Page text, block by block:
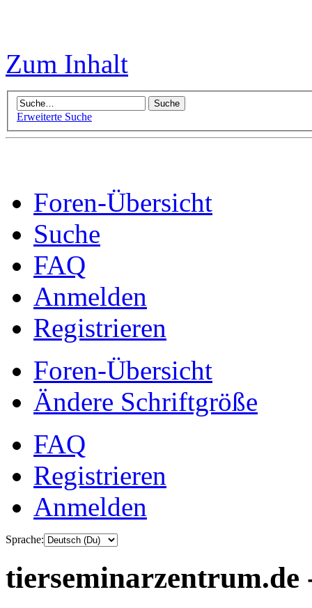
Zum Inhalt
Erweiterte Suche
Foren-Übersicht
Suche
FAQ
Anmelden
Registrieren
Foren-Übersicht
Ändere Schriftgröße
FAQ
Registrieren
Anmelden
Sprache:
tierseminarzentrum.de